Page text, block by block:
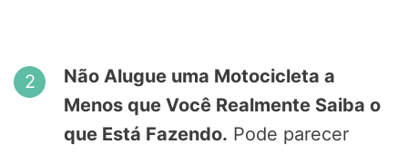
Não Alugue uma Motocicleta a
Menos que Você Realmente Saiba o
que Está Fazendo. Pode parecer